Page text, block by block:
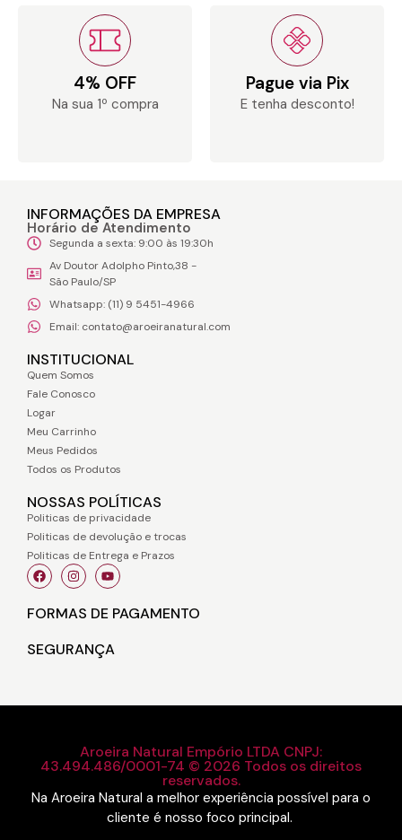
4% OFF
Na sua 1º compra
Pague via Pix
E tenha desconto!
INFORMAÇÕES DA EMPRESA
Horário de Atendimento
Segunda a sexta: 9:00 às 19:30h
Av Doutor Adolpho Pinto,38 -
São Paulo/SP
Whatsapp: (11) 9 5451-4966
Email: contato@aroeiranatural.com
INSTITUCIONAL
Quem Somos
Fale Conosco
Logar
Meu Carrinho
Meus Pedidos
Todos os Produtos
NOSSAS POLÍTICAS
Politicas de privacidade
Politicas de devolução e trocas
Politicas de Entrega e Prazos
FORMAS DE PAGAMENTO
SEGURANÇA
Aroeira Natural Empório LTDA CNPJ:
43.494.486/0001-74 © 2026 Todos os direitos
reservados.
Na Aroeira Natural a melhor experiência possível para o
cliente é nosso foco principal.